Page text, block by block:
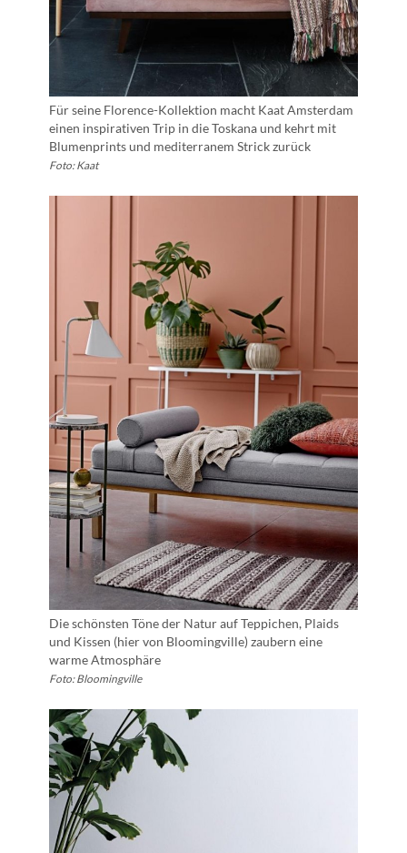
Für seine Florence-Kollektion macht Kaat Amsterdam
einen inspirativen Trip in die Toskana und kehrt mit
Blumenprints und mediterranem Strick zurück
Foto: Kaat
Die schönsten Töne der Natur auf Teppichen, Plaids
und Kissen (hier von Bloomingville) zaubern eine
warme Atmosphäre
Foto: Bloomingville